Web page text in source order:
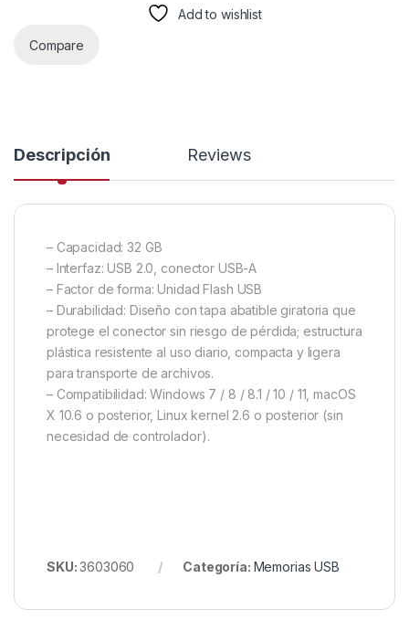
Add to wishlist
Compare
Descripción Reviews
– Capacidad: 32 GB
– Interfaz: USB 2.0, conector USB-A
– Factor de forma: Unidad Flash USB
– Durabilidad: Diseño con tapa abatible giratoria que
protege el conector sin riesgo de pérdida; estructura
plástica resistente al uso diario, compacta y ligera
para transporte de archivos.
– Compatibilidad: Windows 7 / 8 / 8.1 / 10 / 11, macOS
X 10.6 o posterior, Linux kernel 2.6 o posterior (sin
necesidad de controlador).
SKU:3603060 Categoría: Memorias USB